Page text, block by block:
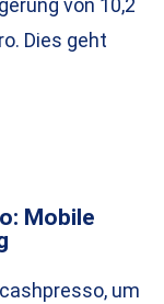
von 10,2
Dies geht
Mobile
um